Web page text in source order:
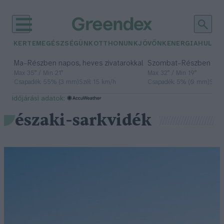
KERTEM EGÉSZSÉGÜNK OTTHONUNKJÖVŐNK ENERGIA
Ma– Részben napos, heves zivatarokkal
Max 35° / Min 21°
Csapadék: 55% (3 mm)Szél: 15 km/h
Szombat– Részben
Max 32° / Min 19°
Csapadék: 5% (0 mm)
időjárási adatok:
északi-sarkvidék